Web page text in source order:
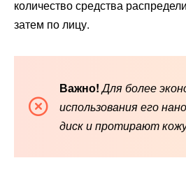
количество средства
затем по лицу.
Важно! Для более
использования его
диск и протирают